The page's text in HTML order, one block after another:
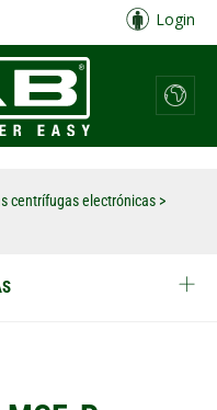
Login
centrífugas electrónicas >